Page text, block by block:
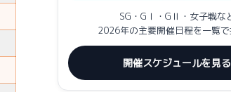
SG・GⅠ・GⅡ・女子戦な
2026年の主要開催日程を一覧で
開催スケジュールを見る